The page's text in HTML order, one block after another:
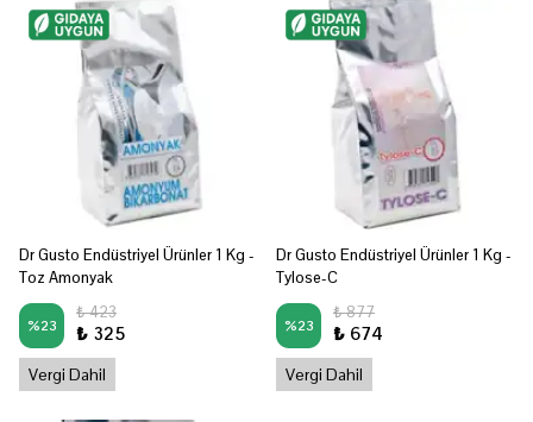
Dr Gusto Endüstriyel Ürünler 1 Kg -
Toz Amonyak
%23
₺ 423
₺ 325
Vergi Dahil
Dr Gusto Endüstriyel Ürünler 1 Kg -
Tylose-C
%23
₺ 877
₺ 674
Vergi Dahil